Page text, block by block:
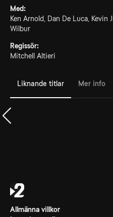
Med:
Ken Arnold, Dan De Luca, Kevin
Wilbur
Regissör:
Mitchell Altieri
Liknande titlar Mer info
Allmänna villkor